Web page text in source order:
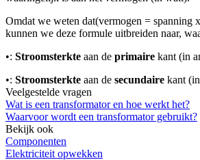
Omdat we weten dat(vermogen = spanning
kunnen we deze formule uitbreiden naar,
•: Stroomsterkte aan de primaire kant (in
•: Stroomsterkte aan de secundaire kant
Veelgestelde vragen
Wat is een transformator en hoe werkt het?
Waarvoor wordt een transformator gebruikt?
Bekijk ook
Componenten
Elektriciteit opwekken